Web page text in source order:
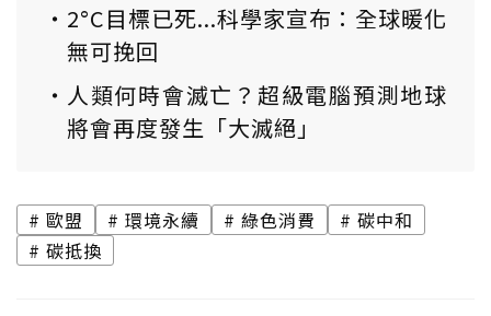
2°C目標已死...科學家宣布：全球暖化
無可挽回
人類何時會滅亡？超級電腦預測地球
將會再度發生「大滅絕」
歐盟 環境永續 綠色消費
碳中和
碳抵換